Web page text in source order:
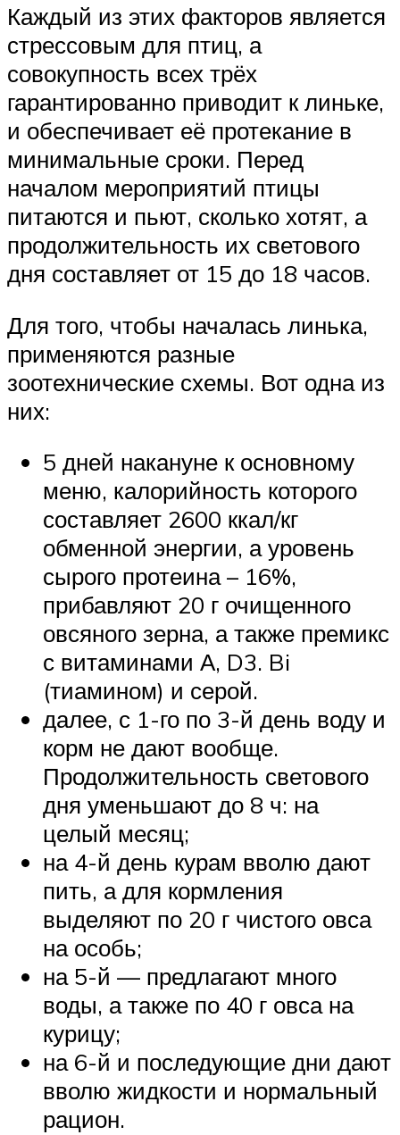
Каждый из этих факторов является
стрессовым для птиц, а
совокупность всех трёх
гарантированно приводит к линьке,
и обеспечивает её протекание в
минимальные сроки. Перед
началом мероприятий птицы
питаются и пьют, сколько хотят, а
продолжительность их светового
дня составляет от 15 до 18 часов.
Для того, чтобы началась линька,
применяются разные
зоотехнические схемы. Вот одна из
них:
5 дней накануне к основному
меню, калорийность которого
составляет 2600 ккал/кг
обменной энергии, а уровень
сырого протеина – 16%,
прибавляют 20 г очищенного
овсяного зерна, а также премикс
с витаминами А, D3. Bi
(тиамином) и серой.
далее, с 1-го по 3-й день воду и
корм не дают вообще.
Продолжительность светового
дня уменьшают до 8 ч: на
целый месяц;
на 4-й день курам вволю дают
пить, а для кормления
выделяют по 20 г чистого овса
на особь;
на 5-й — предлагают много
воды, а также по 40 г овса на
курицу;
на 6-й и последующие дни дают
вволю жидкости и нормальный
рацион.